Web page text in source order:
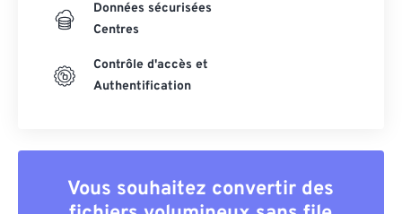
Données sécurisées
Centres
Contrôle d'accès et
Authentification
Vous souhaitez convertir des